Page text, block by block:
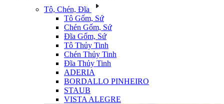
Tô, Chén, Đĩa
Tô Gốm, Sứ
Chén Gốm, Sứ
Đĩa Gốm, Sứ
Tô Thủy Tinh
Chén Thủy Tinh
Đĩa Thủy Tinh
ADERIA
BORDALLO PINHEIRO
STAUB
VISTA ALEGRE